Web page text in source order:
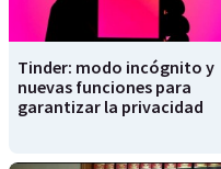
Tinder: modo incógnito y
nuevas funciones para
garantizar la privacidad